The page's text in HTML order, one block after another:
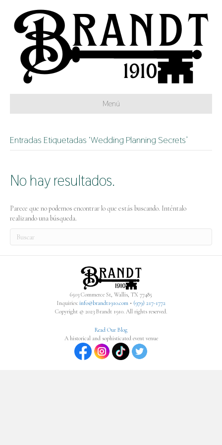
Menú
Entradas Etiquetadas ‘Wedding Planning Secrets’
No hay resultados.
Parece que no podemos encontrar lo que estás buscando. Inténtalo
realizando una búsqueda.
6503 Commerce St, Wallis, TX 77485
Inquiries: info@brandt1910.com • (979) 217-1772‬
Copyright © 2023 Brandt 1910. All rights reserved.
Read Our Blog
A historical and sophisticated event venue